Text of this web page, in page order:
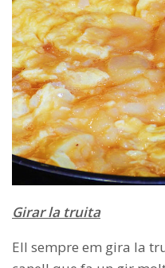
Girar la truita
Ell sempre em gira la